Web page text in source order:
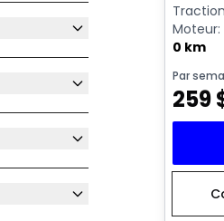
Moteur:
0 km
Par
259